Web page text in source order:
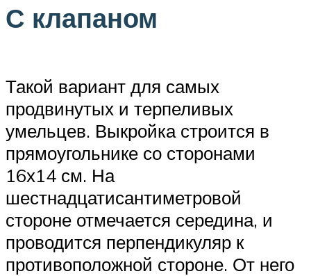
С клапаном
Такой вариант для самых
продвинутых и терпеливых
умельцев. Выкройка строится в
прямоугольнике со сторонами
16х14 см. На
шестнадцатисантиметровой
стороне отмечается середина, и
проводится перпендикуляр к
противоположной стороне. От него